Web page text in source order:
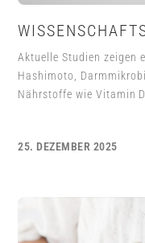
Aktuelle Studien zeigen
Hashimoto,
Nährstoffe wie Vitamin
25. DEZEMBER 2025